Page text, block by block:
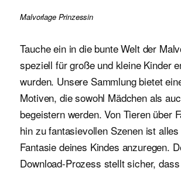
Malvorlage Prinzessin
Tauche ein in die bunte Welt der
speziell für große und kleine Kinder
wurden. Unsere Sammlung bietet
Motiven, die sowohl Mädchen als
begeistern werden. Von Tieren über
hin zu fantasievollen Szenen ist
Fantasie deines Kindes anzuregen.
Download-Prozess stellt sicher,